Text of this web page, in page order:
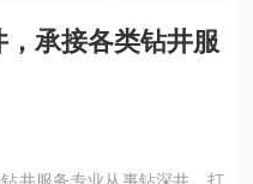
承接各类钻井服